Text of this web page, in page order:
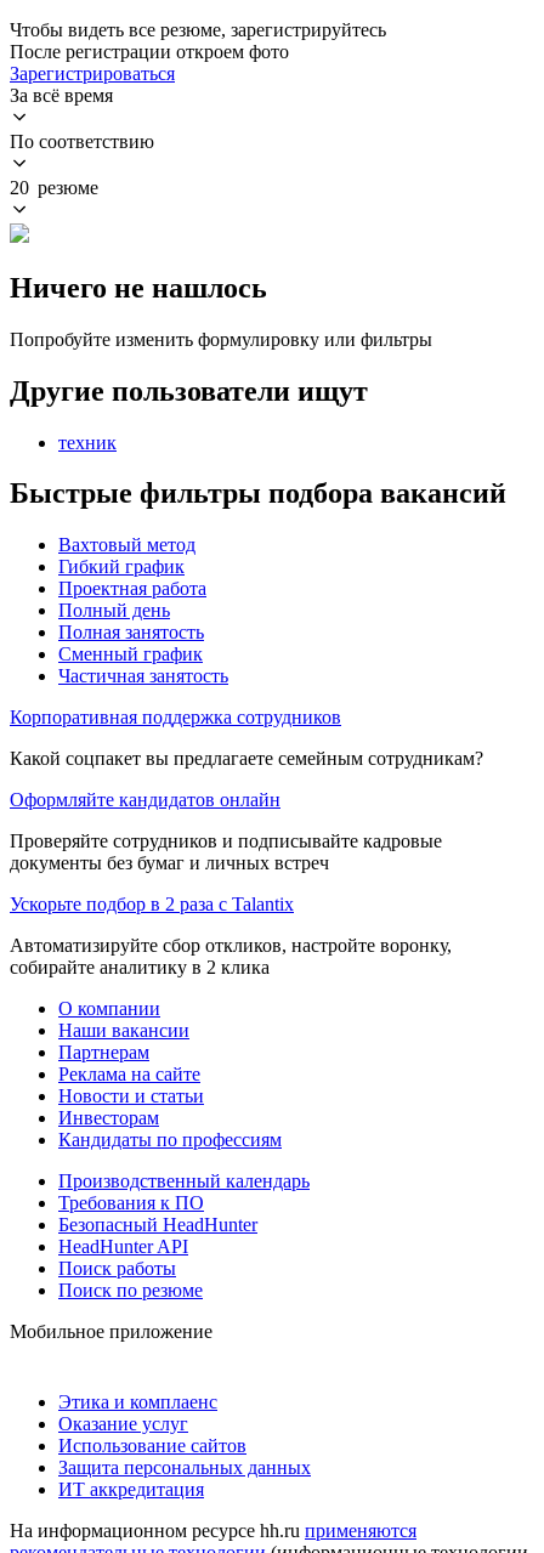
Чтобы видеть все резюме, зарегистрируйтесь
После регистрации откроем фото
Зарегистрироваться
За всё время
По соответствию
20 резюме
Ничего не нашлось
Попробуйте изменить формулировку или фильтры
Другие пользователи ищут
техник
Быстрые фильтры подбора вакансий
Вахтовый метод
Гибкий график
Проектная работа
Полный день
Полная занятость
Сменный график
Частичная занятость
Корпоративная поддержка сотрудников
Какой соцпакет вы предлагаете семейным сотрудникам?
Оформляйте кандидатов онлайн
Проверяйте сотрудников и подписывайте кадровые
документы без бумаг и личных встреч
Ускорьте подбор в 2 раза с Talantix
Автоматизируйте сбор откликов, настройте воронку,
собирайте аналитику в 2 клика
О компании
Наши вакансии
Партнерам
Реклама на сайте
Новости и статьи
Инвесторам
Кандидаты по профессиям
Производственный календарь
Требования к ПО
Безопасный HeadHunter
HeadHunter API
Поиск работы
Поиск по резюме
Мобильное приложение
Этика и комплаенс
Оказание услуг
Использование сайтов
Защита персональных данных
ИТ аккредитация
На информационном ресурсе hh.ru применяются